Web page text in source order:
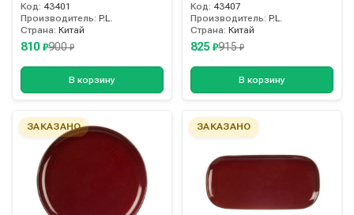
Код: 43401
Производитель: P.L.
Страна: Китай
810 ₽900₽
В корзину
Код: 43407
Производитель: P.L.
Страна: Китай
825 ₽915₽
В корзину
ЗАКАЗАНО ЗАКАЗАНО